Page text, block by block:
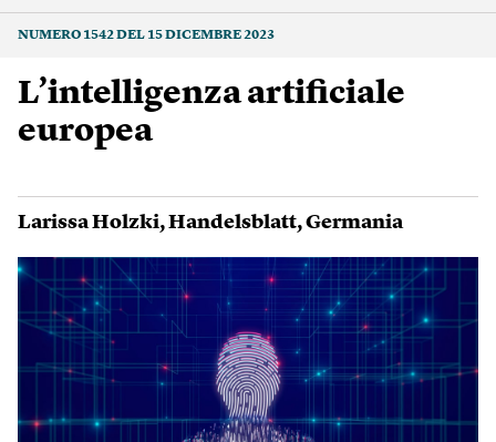
NUMERO 1542 DEL 15 DICEMBRE 2023
L’intelligenza artificiale
europea
Larissa Holzki,Handelsblatt,Germania